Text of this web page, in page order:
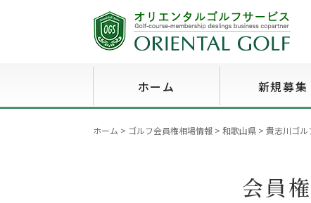
ホーム 新規募集
ホーム > ゴルフ会員権相場情報 > 和歌山県 > 貴志川ゴル
会員